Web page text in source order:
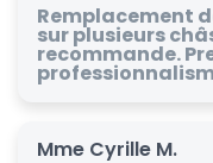
Remplacement
sur plusieurs
recommande.
Mme Cyrille M.